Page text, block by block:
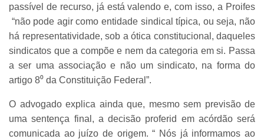
passível de recurso, já está valendo e, com isso, a Proifes
“não pode agir como entidade sindical típica, ou seja, não
há representatividade, sob a ótica constitucional, daqueles
sindicatos que a compõe e nem da categoria em si. Passa
a ser uma associação e não um sindicato, na forma do
artigo 8⁰ da Constituição Federal”.
O advogado explica ainda que, mesmo sem previsão de
uma sentença final, a decisão proferid em acórdão será
comunicada ao juízo de origem. “ Nós já informamos ao